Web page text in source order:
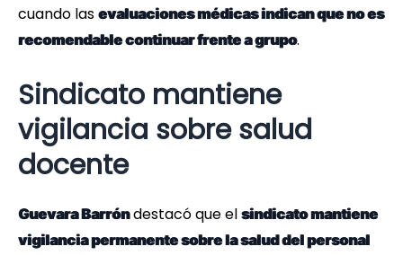
cuando las evaluaciones médicas indican que no es
recomendable continuar frente a grupo.
Sindicato mantiene
vigilancia sobre salud
docente
Guevara Barróndestacó que el sindicato mantiene
vigilancia permanente sobre la salud del personal